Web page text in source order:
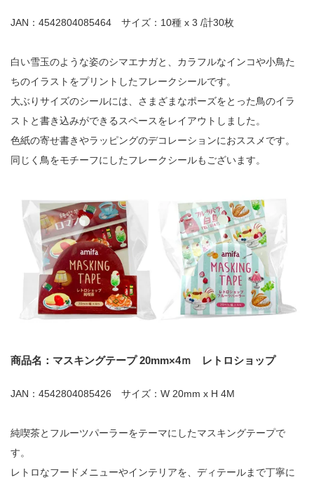
JAN：4542804085464 サイズ：10種 x 3 /計30枚
白い雪玉のような姿のシマエナガと、カラフルなインコや小鳥た
ちのイラストをプリントしたフレークシールです。
大ぶりサイズのシールには、さまざまなポーズをとった鳥のイラ
ストと書き込みができるスペースをレイアウトしました。
色紙の寄せ書きやラッピングのデコレーションにおススメです。
同じく鳥をモチーフにしたフレークシールもございます。
商品名：マスキングテープ 20mm×4ｍ レトロショップ
JAN：4542804085426 サイズ：W 20mm x H 4M
純喫茶とフルーツパーラーをテーマにしたマスキングテープで
す。
レトロなフードメニューやインテリアを、ディテールまで丁寧に